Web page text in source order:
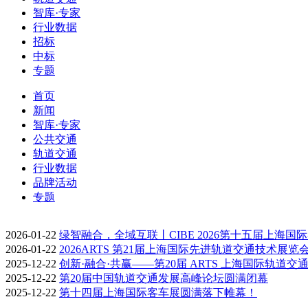
智库·专家
行业数据
招标
中标
专题
首页
新闻
智库·专家
公共交通
轨道交通
行业数据
品牌活动
专题
2026-01-22 绿智融合，全域互联丨CIBE 2026第十五届上海国
2026-01-22 2026ARTS 第21届上海国际先进轨道交通技术展览
2025-12-22 创新·融合·共赢——第20届 ARTS 上海国际轨道交
2025-12-22 第20届中国轨道交通发展高峰论坛圆满闭幕
2025-12-22 第十四届上海国际客车展圆满落下帷幕！